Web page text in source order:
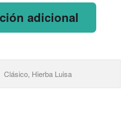
adicional
Clásico, Hierba Luisa